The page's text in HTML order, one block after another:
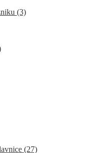
(3)
(27)